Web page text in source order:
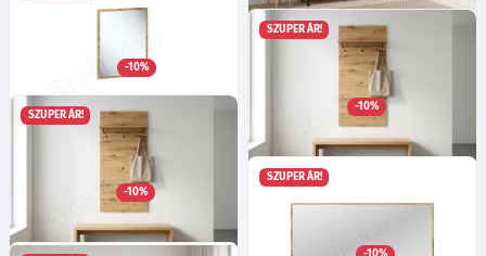
Nerina 7 előszobafal - Artisan
-10%
24 935
Nerina 14 komód - Artisan
Mé:34cm
-10%
106 025
Nerina 8 tükör - Artisan tölgy
Mé:2 cm
-10%
24 845
SZUPER ÁR!
Artisan tölgy
SZUPER ÁR!
SZUPER ÁR!